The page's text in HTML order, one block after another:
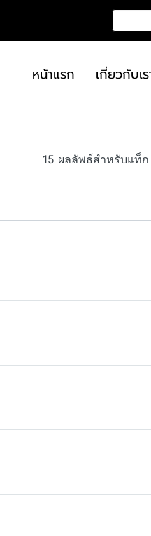
หน้าแรก เกี่ยวกับเร
15 ผลลัพธ์สำหรับแท็